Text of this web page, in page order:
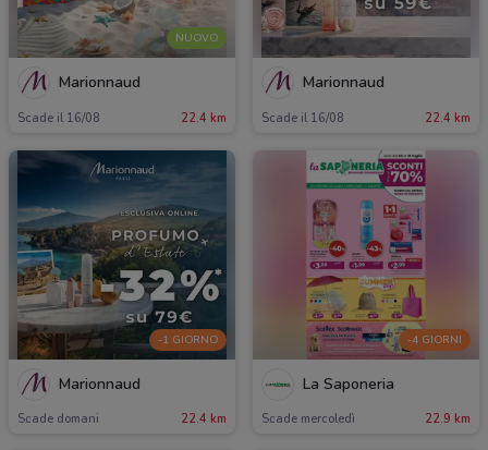
NUOVO
Marionnaud
Scade il 16/08 22.4 km
Marionnaud
Scade il 16/08 22.4 km
-1 GIORNO
Marionnaud
Scade domani 22.4 km
-4 GIORNI
La Saponeria
Scade mercoledì 22.9 km